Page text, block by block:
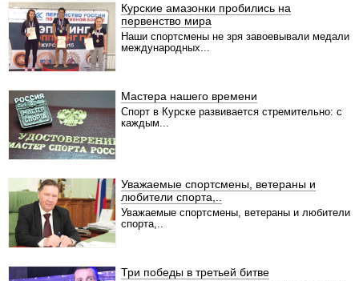
Курские амазонки пробились на
первенство мира
Наши спортсмены не зря завоевывали медали
международных...
Мастера нашего времени
Спорт в Курске развивается стремительно: с
каждым...
Уважаемые спортсмены, ветераны и
любители спорта,..
Уважаемые спортсмены, ветераны и любители
спорта,..
Три победы в третьей битве